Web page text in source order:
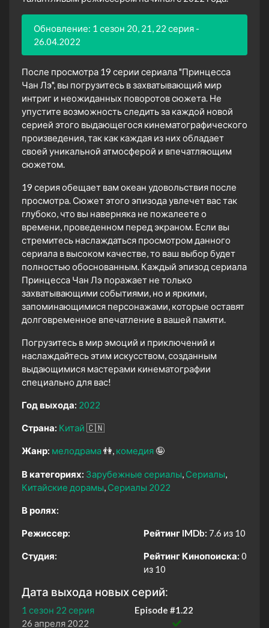
Обновление: 1 сезон 20, 21, 22 серия -
26.04.2022
После просмотра 19 серии сериала "Принцесса
Чан Лэ", вы погрузитесь в захватывающий мир
интриг и неожиданных поворотов сюжета. Не
упустите возможность следить за каждой новой
серией этого выдающегося кинематографического
произведения, так как каждая из них обладает
своей уникальной атмосферой и впечатляющим
сюжетом.
19 серия обещает вам океан удовольствия после
просмотра. Сюжет этого эпизода увлечет вас так
глубоко, что вы наверняка не пожалеете о
времени, проведенном перед экраном. Если вы
стремитесь наслаждаться просмотром данного
сериала в высоком качестве, то ваш выбор будет
полностью обоснованным. Каждый эпизод сериала
Принцесса Чан Лэ поражает не только
захватывающими событиями, но и яркими,
запоминающимися персонажами, которые оставят
долговременное впечатление в вашей памяти.
Погрузитесь в мир эмоций и приключений и
наслаждайтесь этим искусством, созданным
выдающимися мастерами кинематографии
специально для вас!
Год выхода: 2022
Страна: Китай 🇨🇳
Жанр: мелодрама👫 комедия 🤪
В категориях: Зарубежные сериалы Сериалы
Китайские дорамы Сериалы 2022
В ролях:
Режиссер:
Студия:
Рейтинг IMDb: 7.6 из 10
Рейтинг Кинопоиска: 0
из 10
Дата выхода новых серий:
1 сезон 22 серия
Episode #1.22
26 апреля 2022